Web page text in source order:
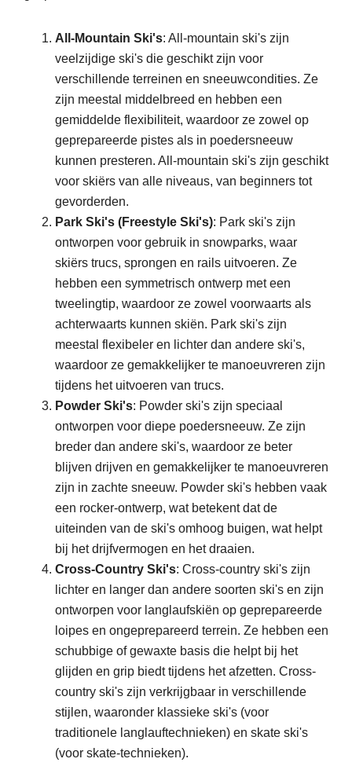
All-Mountain Ski's: All-mountain ski's zijn
veelzijdige ski's die geschikt zijn voor
verschillende terreinen en sneeuwcondities. Ze
zijn meestal middelbreed en hebben een
gemiddelde flexibiliteit, waardoor ze zowel op
geprepareerde pistes als in poedersneeuw
kunnen presteren. All-mountain ski's zijn geschikt
voor skiërs van alle niveaus, van beginners tot
gevorderden.
Park Ski's (Freestyle Ski's): Park ski's zijn
ontworpen voor gebruik in snowparks, waar
skiërs trucs, sprongen en rails uitvoeren. Ze
hebben een symmetrisch ontwerp met een
tweelingtip, waardoor ze zowel voorwaarts als
achterwaarts kunnen skiën. Park ski's zijn
meestal flexibeler en lichter dan andere ski's,
waardoor ze gemakkelijker te manoeuvreren zijn
tijdens het uitvoeren van trucs.
Powder Ski's: Powder ski's zijn speciaal
ontworpen voor diepe poedersneeuw. Ze zijn
breder dan andere ski's, waardoor ze beter
blijven drijven en gemakkelijker te manoeuvreren
zijn in zachte sneeuw. Powder ski's hebben vaak
een rocker-ontwerp, wat betekent dat de
uiteinden van de ski's omhoog buigen, wat helpt
bij het drijfvermogen en het draaien.
Cross-Country Ski's: Cross-country ski's zijn
lichter en langer dan andere soorten ski's en zijn
ontworpen voor langlaufskiën op geprepareerde
loipes en ongeprepareerd terrein. Ze hebben een
schubbige of gewaxte basis die helpt bij het
glijden en grip biedt tijdens het afzetten. Cross-
country ski's zijn verkrijgbaar in verschillende
stijlen, waaronder klassieke ski's (voor
traditionele langlauftechnieken) en skate ski's
(voor skate-technieken).